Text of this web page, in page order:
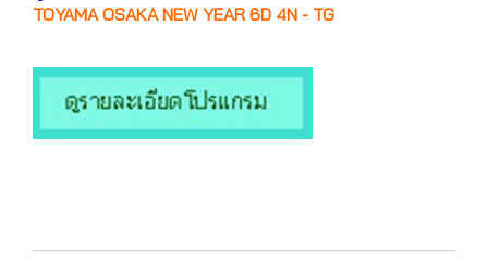
TOYAMA OSAKA NEW YEAR 6D 4N - TG